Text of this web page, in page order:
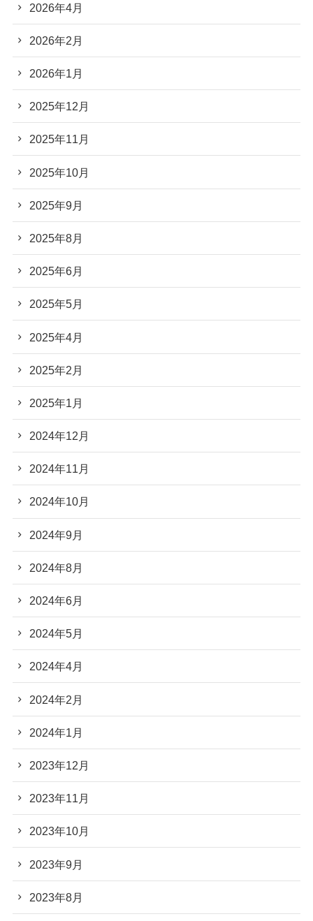
2026年4月
2026年2月
2026年1月
2025年12月
2025年11月
2025年10月
2025年9月
2025年8月
2025年6月
2025年5月
2025年4月
2025年2月
2025年1月
2024年12月
2024年11月
2024年10月
2024年9月
2024年8月
2024年6月
2024年5月
2024年4月
2024年2月
2024年1月
2023年12月
2023年11月
2023年10月
2023年9月
2023年8月